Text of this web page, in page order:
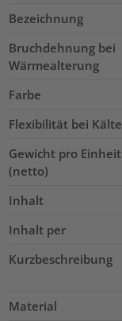
Bezeichnung
Bruchdehnung bei
Wärmealterung
Farbe
Flexibilität bei Kälte
Gewicht pro Einheit
(netto)
Inhalt
Inhalt per
Kurzbeschreibung
Material